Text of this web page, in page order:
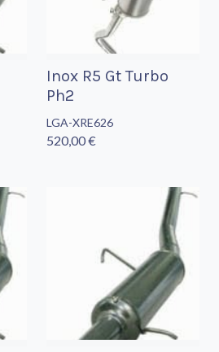
Inox R5 Gt Turbo
Ph2
LGA-XRE626
520,00 €